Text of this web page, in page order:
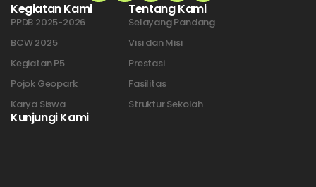
Kegiatan Kami
PPDB 2025-2026
BCW 2025
Kegiatan P5
Pojok Geopark
Karya Siswa
Tentang Kami
Selayang Pandang
Visi dan Misi
Prestasi
Fasilitas
Struktur Sekolah
Kunjungi Kami